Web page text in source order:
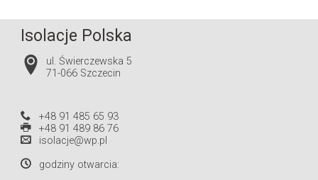
Isolacje Polska
ul. Świerczewska 5
71-066 Szczecin
+48 91 485 65 93
+48 91 489 86 76
isolacje@wp.pl
godziny otwarcia: